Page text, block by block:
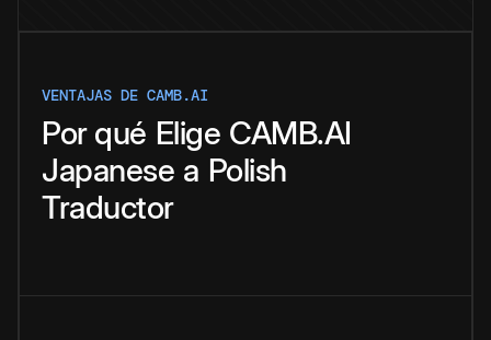
VENTAJAS DE CAMB.AI
Por qué Elige CAMB.AI
Japanese a Polish
Traductor